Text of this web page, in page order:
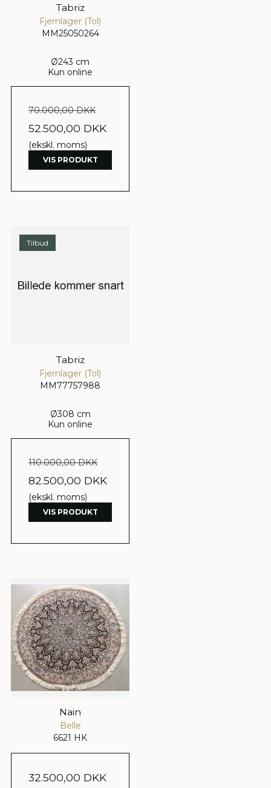
Tabriz
Fjernlager (Tol)
MM25050264
Ø243 cm
Kun online
70.000,00 DKK
52.500,00 DKK
(ekskl. moms)
VIS PRODUKT
Tilbud
Tabriz
Fjernlager (Tol)
MM77757988
Ø308 cm
Kun online
110.000,00 DKK
82.500,00 DKK
(ekskl. moms)
VIS PRODUKT
Nain
Belle
6621 HK
32.500,00 DKK